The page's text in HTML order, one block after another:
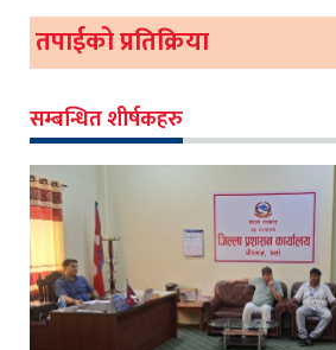
तपाईको प्रतिक्रिया
सम्बन्धित शीर्षकहरु